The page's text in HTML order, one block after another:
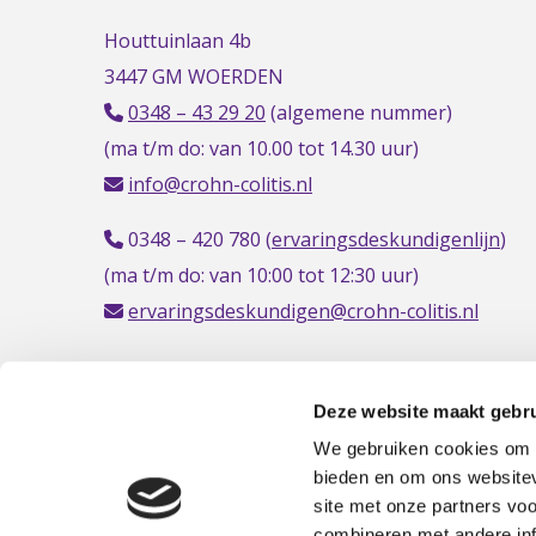
Deze website maakt
We gebruiken cookies
bieden en om ons
site met onze partners
Houttuinlaan 4b
3447 GM WOERDEN
0348 – 43 29 20 (algemene nummer)
(ma t/m do: van 10.00 tot 14.30 uur)
info@crohn-colitis.nl
0348 – 420 780 (ervaringsdeskundigenlijn)
(ma t/m do: van 10:00 tot 12:30 uur)
ervaringsdeskundigen@crohn-colitis.nl
NL 26 RABO 0124 1235 03